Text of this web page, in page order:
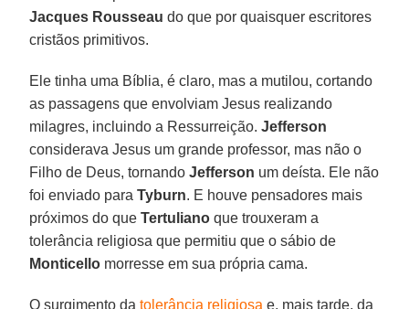
Jacques Rousseau do que por quaisquer escritores
cristãos primitivos.
Ele tinha uma Bíblia, é claro, mas a mutilou, cortando
as passagens que envolviam Jesus realizando
milagres, incluindo a Ressurreição.Jefferson
considerava Jesus um grande professor, mas não o
Filho de Deus, tornandoJefferson um deísta. Ele não
foi enviado paraTyburn. E houve pensadores mais
próximos do queTertuliano que trouxeram a
tolerância religiosa que permitiu que o sábio de
Monticello morresse em sua própria cama.
O surgimento datolerância religiosa e, mais tarde, da